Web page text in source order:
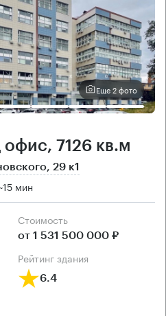
Еще 2 фото
7126 кв.м
29 к1
15 мин
Cтоимость
от 1 531 500 000 ₽
рейтинг здания
6.4